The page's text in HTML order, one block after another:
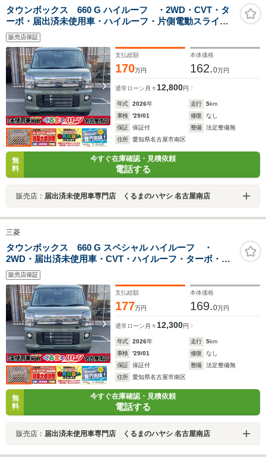
タウンボックス 660 G ハイルーフ ・2WD・CVT・タ
ーボ・届出済未使用車・ハイルーフ・片側電動スライド
ドア・シートヒーター・プッシュスタート・LEDヘッド
ライト・アルミホイール・USB電源ソケット・フォグラ
ンプ・エヴリィワゴンOEM
販売店保証
支払総額
170万円
本体価格
162.0万円
通常ローン 月々12,800円
年式 2026年 走行 5km
車検
'29/01 修復
なし
保証
保証付 整備
法定整備無
住所
愛知県名古屋市南区
無
料
今すぐ在庫確認・見積依頼
電話する
販売店： 届出済未使用車専門店 くるまのハヤシ 名古屋南店
三菱
タウンボックス 660 G スペシャル ハイルーフ ・
2WD・届出済未使用車・CVT・ハイルーフ・ターボ・両
側電動スライドドア・オートステップ・シートヒータ
ー・ルーフコンソール・オートエアコン・プッシュスタ
ート・アルミホイール・エヴリィワゴンOEM
販売店保証
支払総額
177万円
本体価格
169.0万円
通常ローン 月々 12,300円
年式 2026年 走行 5km
車検
'29/01 修復
なし
保証
保証付 整備
法定整備無
住所
愛知県名古屋市南区
無
料
今すぐ在庫確認・見積依頼
電話する
販売店： 届出済未使用車専門店 くるまのハヤシ 名古屋南店